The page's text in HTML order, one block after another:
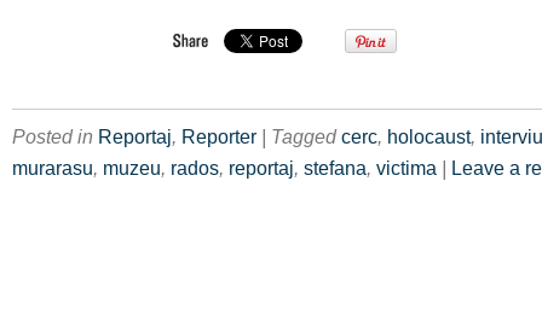
Posted in Reportaj, Reporter | Taggedcerc, holocaust, interviu
murarasu, muzeu, rados, reportaj, stefana, victima | Leave a